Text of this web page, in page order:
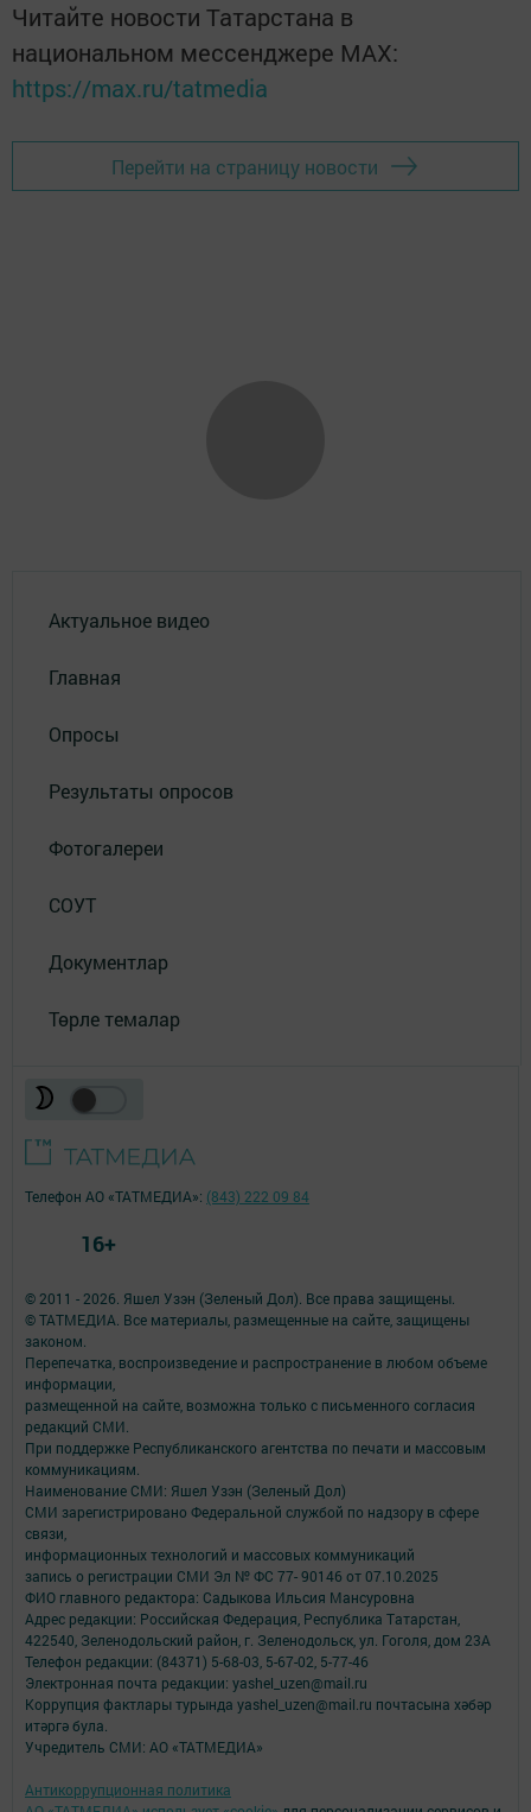
Читайте новости Татарстана в
национальном мессенджере MАХ:
https://max.ru/tatmedia
Перейти на страницу новости
Актуальное видео
Главная
Опросы
Результаты опросов
Фотогалереи
СОУТ
Документлар
Төрле темалар
© 2011 - 2026. Яшел Узэн (Зеленый Дол). Все права защищены.
© ТАТМЕДИА. Все материалы, размещенные на сайте, защищены
законом.
Перепечатка, воспроизведение и распространение в любом объеме
информации,
размещенной на сайте, возможна только с письменного согласия
редакций СМИ.
При поддержке Республиканского агентства по печати и массовым
коммуникациям.
Наименование СМИ: Яшел Узэн (Зеленый Дол)
СМИ зарегистрировано Федеральной службой по надзору в сфере
связи,
информационных технологий и массовых коммуникаций
запись о регистрации СМИ Эл № ФС 77- 90146 от 07.10.2025
ФИО главного редактора: Садыкова Ильсия Мансуровна
Адрес редакции: Российская Федерация, Республика Татарстан,
422540, Зеленодольский район, г. Зеленодольск, ул. Гоголя, дом 23А
Телефон редакции: (84371) 5-68-03, 5-67-02, 5-77-46
Электронная почта редакции: yashel_uzen@mail.ru
Коррупция фактлары турында yashel_uzen@mail.ru почтасына хәбәр
итәргә була.
Учредитель СМИ: АО «ТАТМЕДИА»
Антикоррупционная политика
Телефон АО «ТАТМЕДИА»: (843) 222 09 84
16+